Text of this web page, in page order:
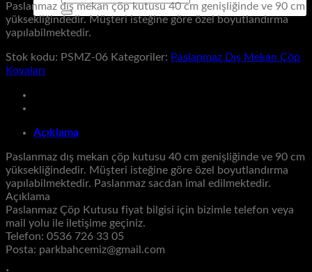
Paslanmaz dış mekan çöp kutusu 40 cm genişliğinde ve 90 cm
yüksekliğindedir. Müşteri isteğine göre özel boyutlandırma
yapılabilmektedir.
Stok kodu: PSMZ-06 Kategoriler: Paslanmaz Dış Mekan Çöp
Kovaları
Açıklama
Paslanmaz dış mekan çöp kutusu 40 cm genişliğinde ve 90 cm
yüksekliğindedir. Müşteri isteğine göre özel boyutlandırma
yapılabilmektedir. Paslanmaz sacdan imal edilmektedir.
Açıklama
Paslanmaz Çöp Kutusu fiyat bilgisi için bizimle telefon veya
mail yolu ile iletişime geçiniz.
Telefon: 0536 726 33 05
Posta: parkbahcemiz@gmail.com